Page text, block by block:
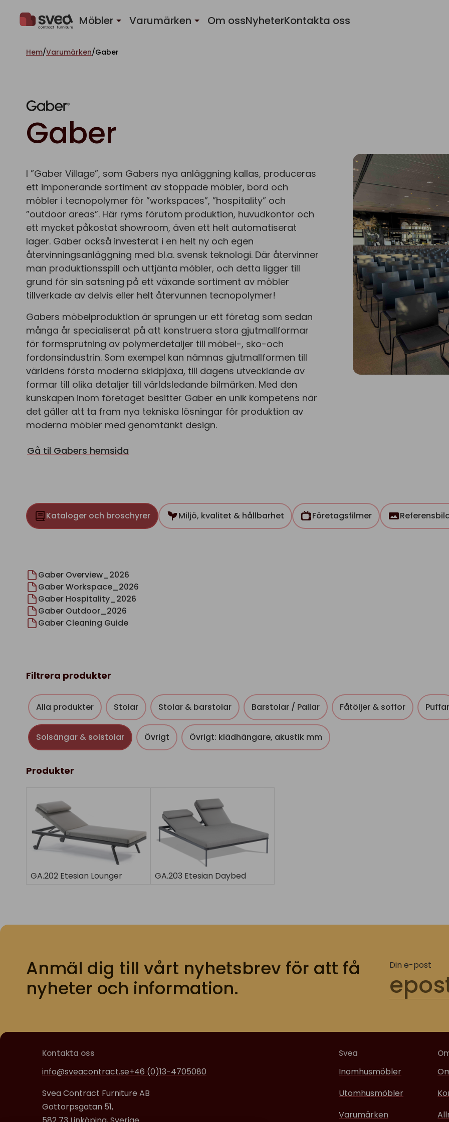
Möbler Varumärken Om ossNyheterKontakta oss
Hem/Varumärken/Gaber
Gaber
I ”Gaber Village”, som Gabers nya anläggning kallas, produceras
ett imponerande sortiment av stoppade möbler, bord och
möbler i tecnopolymer för ”workspaces”, ”hospitality” och
”outdoor areas”. Här ryms förutom produktion, huvudkontor och
ett mycket påkostat showroom, även ett helt automatiserat
lager. Gaber också investerat i en helt ny och egen
återvinningsanläggning med bl.a. svensk teknologi. Där återvinner
man produktionsspill och uttjänta möbler, och detta ligger till
grund för sin satsning på ett växande sortiment av möbler
tillverkade av delvis eller helt återvunnen tecnopolymer!
Gabers möbelproduktion är sprungen ur ett företag som sedan
många år specialiserat på att konstruera stora gjutmallformar
för formsprutning av polymerdetaljer till möbel-, sko-och
fordonsindustrin. Som exempel kan nämnas gjutmallformen till
världens första moderna skidpjäxa, till dagens utvecklande av
formar till olika detaljer till världsledande bilmärken. Med den
kunskapen inom företaget besitter Gaber en unik kompetens när
det gäller att ta fram nya tekniska lösningar för produktion av
moderna möbler med genomtänkt design.
Gå til Gabers hemsida
Kataloger och broschyrer Miljö, kvalitet & hållbarhet Företagsfilmer
Gaber Overview_2026
Gaber Workspace_2026
Gaber Hospitality_2026
Gaber Outdoor_2026
Gaber Cleaning Guide
Filtrera produkter
Alla produkter Stolar Stolar & barstolar Barstolar / Pallar Fåtöljer & soffor Puffar
Solsängar & solstolar Övrigt Övrigt: klädhängare, akustik mm
Produkter
GA.202 Etesian Lounger GA.203 Etesian Daybed
Anmäl dig till vårt nyhetsbrev för att få
nyheter och information.
Din e-post
Kontakta oss
info@sveacontract.se+46 (0)13-4705080
Svea Contract Furniture AB
Gottorpsgatan 51,
Svea
Inomhusmöbler
Utomhusmöbler
Varumärken